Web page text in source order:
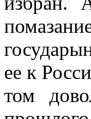
ее к
том